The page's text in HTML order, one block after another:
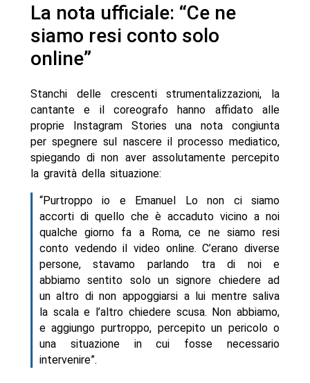
La nota ufficiale: “Ce ne
siamo resi conto solo
online”
Stanchi delle crescenti strumentalizzazioni, la
cantante e il coreografo hanno affidato alle
proprie Instagram Stories una nota congiunta
per spegnere sul nascere il processo mediatico,
spiegando di non aver assolutamente percepito
la gravità della situazione:
“Purtroppo io e Emanuel Lo non ci siamo
accorti di quello che è accaduto vicino a noi
qualche giorno fa a Roma, ce ne siamo resi
conto vedendo il video online. C’erano diverse
persone, stavamo parlando tra di noi e
abbiamo sentito solo un signore chiedere ad
un altro di non appoggiarsi a lui mentre saliva
la scala e l’altro chiedere scusa. Non abbiamo,
e aggiungo purtroppo, percepito un pericolo o
una situazione in cui fosse necessario
intervenire”.